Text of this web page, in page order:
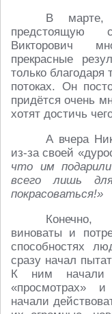
В марте,
предстоящую
Викторович
прекрасные
только
потоках. Он
придётся очень
хотят достичь
А вчера
из-за своей
что им
всего лишь
покрасоваться!»
Конечно,
виноваты и
способностях
сразу начал
К ним начали
«просмотрах»
начали